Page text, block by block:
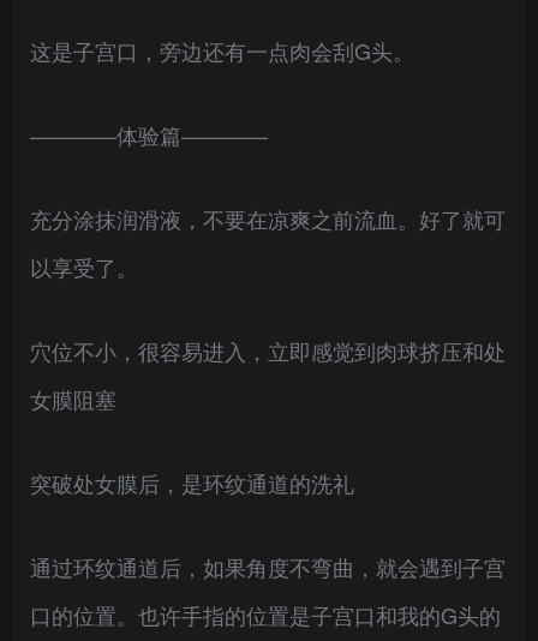
这是子宫口，旁边还有一点肉会刮G头。
————体验篇————
充分涂抹润滑液，不要在凉爽之前流血。好了就可
以享受了。
穴位不小，很容易进入，立即感觉到肉球挤压和处
女膜阻塞
突破处女膜后，是环纹通道的洗礼
通过环纹通道后，如果角度不弯曲，就会遇到子宫
口的位置。也许手指的位置是子宫口和我的G头的